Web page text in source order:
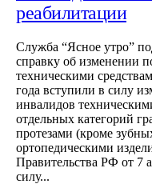
реабилитации
Служба “Ясное утро”
справку об изменении
техническими
года вступили в силу
инвалидов
отдельных категорий
протезами (кроме
ортопедическими
Правительства РФ от 7
силу...